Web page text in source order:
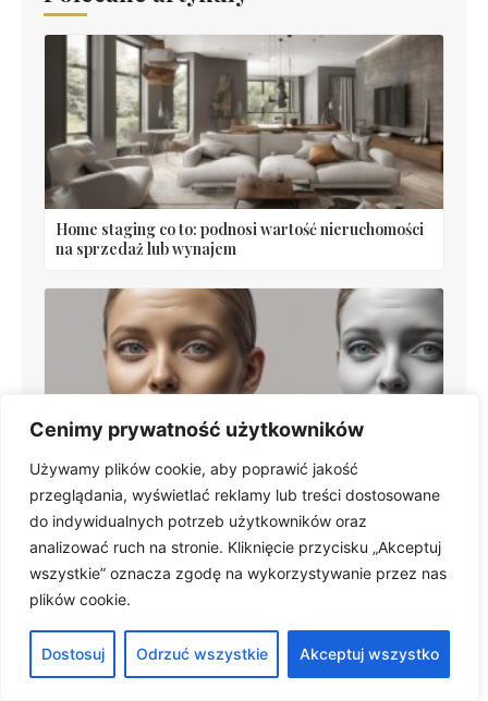
Cenimy prywatność użytkowników
Używamy plików cookie, aby poprawić jakość
przeglądania, wyświetlać reklamy lub treści dostosowane
do indywidualnych potrzeb użytkowników oraz
analizować ruch na stronie. Kliknięcie przycisku „Akceptuj
wszystkie” oznacza zgodę na wykorzystywanie przez nas
plików cookie.
Dostosuj Odrzuć wszystkie Akceptuj wszystko
Home staging co to: podnosi wartość nieruchomości
na sprzedaż lub wynajem
Farba do plastiku: Jak wybrać najlepszy spray i
prawidłowo pomalować PCV